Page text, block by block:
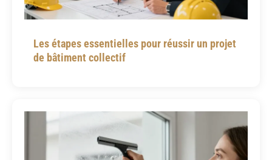
Les étapes essentielles pour réussir un projet
de bâtiment collectif